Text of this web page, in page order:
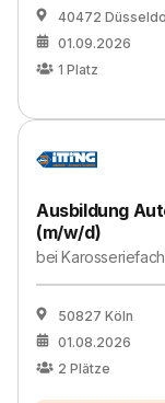
40472
01.09.2026
1 Platz
Ausbildung
(m/w/d)
bei
50827 Köln
01.08.2026
2 Plätze